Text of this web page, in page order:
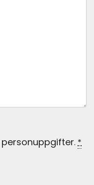
personuppgifter. *